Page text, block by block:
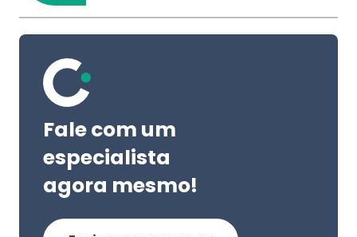
Fale com um
especialista
agora mesmo!